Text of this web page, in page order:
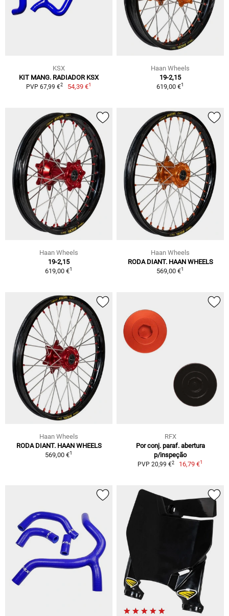
KSX
KIT MANG. RADIADOR KSX
PVP 67,99 €2 54,39 €1
Haan Wheels
19-2,15
619,00 €1
Haan Wheels
19-2,15
619,00 €1
Haan Wheels
RODA DIANT. HAAN WHEELS
569,00 €1
Haan Wheels
RODA DIANT. HAAN WHEELS
569,00 €1
RFX
Por conj. paraf. abertura
p/inspeção
PVP 20,99 €2 16,79 €1